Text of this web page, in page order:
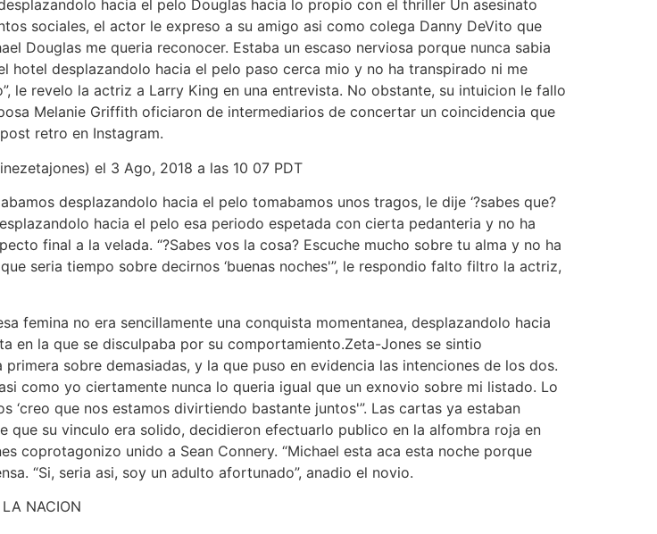
hacia el pelo Douglas hacia lo propio con el thriller Un asesinato
sociales, el actor le expreso a su amigo asi como colega Danny DeVito que
Douglas me queria reconocer. Estaba un escaso nerviosa porque nunca sabia
desplazandolo hacia el pelo paso cerca mio y no ha transpirado ni me
le revelo la actriz a Larry King en una entrevista. No obstante, su intuicion le fallo
Melanie Griffith oficiaron de intermediarios de concertar un coincidencia que
retro en Instagram.
el 3 Ago, 2018 a las 10 07 PDT
desplazandolo hacia el pelo tomabamos unos tragos, le dije ‘?sabes que?
hacia el pelo esa periodo espetada con cierta pedanteria y no ha
final a la velada. “?Sabes vos la cosa? Escuche mucho sobre tu alma y no ha
seria tiempo sobre decirnos ‘buenas noches'”, le respondio falto filtro la actriz,
femina no era sencillamente una conquista momentanea, desplazandolo hacia
en la que se disculpaba por su comportamiento.Zeta-Jones se sintio
sobre demasiadas, y la que puso en evidencia las intenciones de los dos.
como yo ciertamente nunca lo queria igual que un exnovio sobre mi listado. Lo
‘creo que nos estamos divirtiendo bastante juntos'”. Las cartas ya estaban
que su vinculo era solido, decidieron efectuarlo publico en la alfombra roja en
coprotagonizo unido a Sean Connery. “Michael esta aca esta noche porque
“Si, seria asi, soy un adulto afortunado”, anadio el novio.
NACION